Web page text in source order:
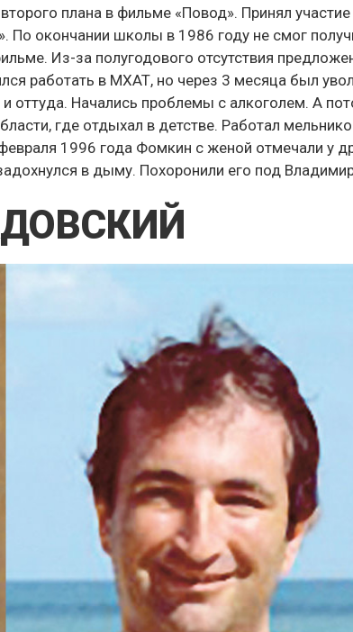
плана в фильме «Повод». Принял участие
По окончании школы в 1986 году не смог
Из-за полугодового отсутствия
работать в МХАТ, но через 3 месяца был
оттуда. Начались проблемы с алкоголем. А
где отдыхал в детстве. Работал
1996 года Фомкин с женой отмечали у
в дыму. Похоронили его под